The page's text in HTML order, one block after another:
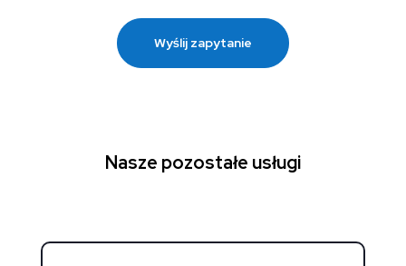
Wyślij zapytanie
Nasze pozostałe usługi